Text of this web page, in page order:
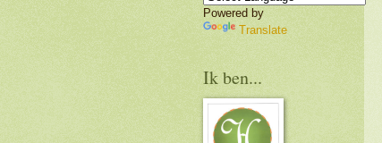
Powered by
Translate
Ik ben...